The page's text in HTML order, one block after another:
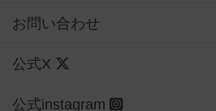
お問い合わせ
公式X
公式instagram